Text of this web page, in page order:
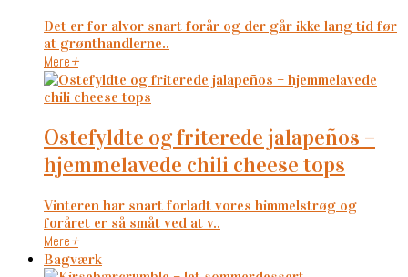
Det er for alvor snart forår og der går ikke lang tid før
at grønthandlerne..
Mere+
ostefyldte og friterede jalapeños –
hjemmelavede chili cheese tops
Vinteren har snart forladt vores himmelstrøg og
foråret er så småt ved at v..
Mere+
Bagværk